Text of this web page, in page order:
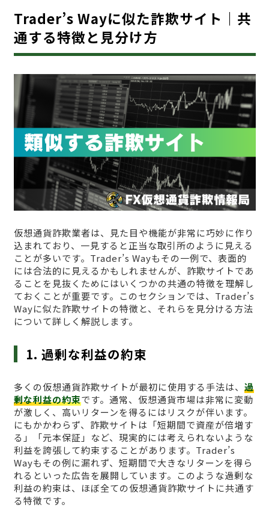
Trader’s Wayに似た詐欺サイト｜共
通する特徴と見分け方
仮想通貨詐欺業者は、見た目や機能が非常に巧妙に作り
込まれており、一見すると正当な取引所のように見える
ことが多いです。Trader’s Wayもその一例で、表面的
には合法的に見えるかもしれませんが、詐欺サイトであ
ることを見抜くためにはいくつかの共通の特徴を理解し
ておくことが重要です。このセクションでは、Trader’s
Wayに似た詐欺サイトの特徴と、それらを見分ける方法
について詳しく解説します。
1. 過剰な利益の約束
多くの仮想通貨詐欺サイトが最初に使用する手法は、 過
剰な利益の約束です。通常、仮想通貨市場は非常に変動
が激しく、高いリターンを得るにはリスクが伴います。
にもかかわらず、詐欺サイトは「短期間で資産が倍増す
る」「元本保証」など、現実的には考えられないような
利益を誇張して約束することがあります。Trader’s
Wayもその例に漏れず、短期間で大きなリターンを得ら
れるといった広告を展開しています。このような過剰な
利益の約束は、ほぼ全ての仮想通貨詐欺サイトに共通す
る特徴です。